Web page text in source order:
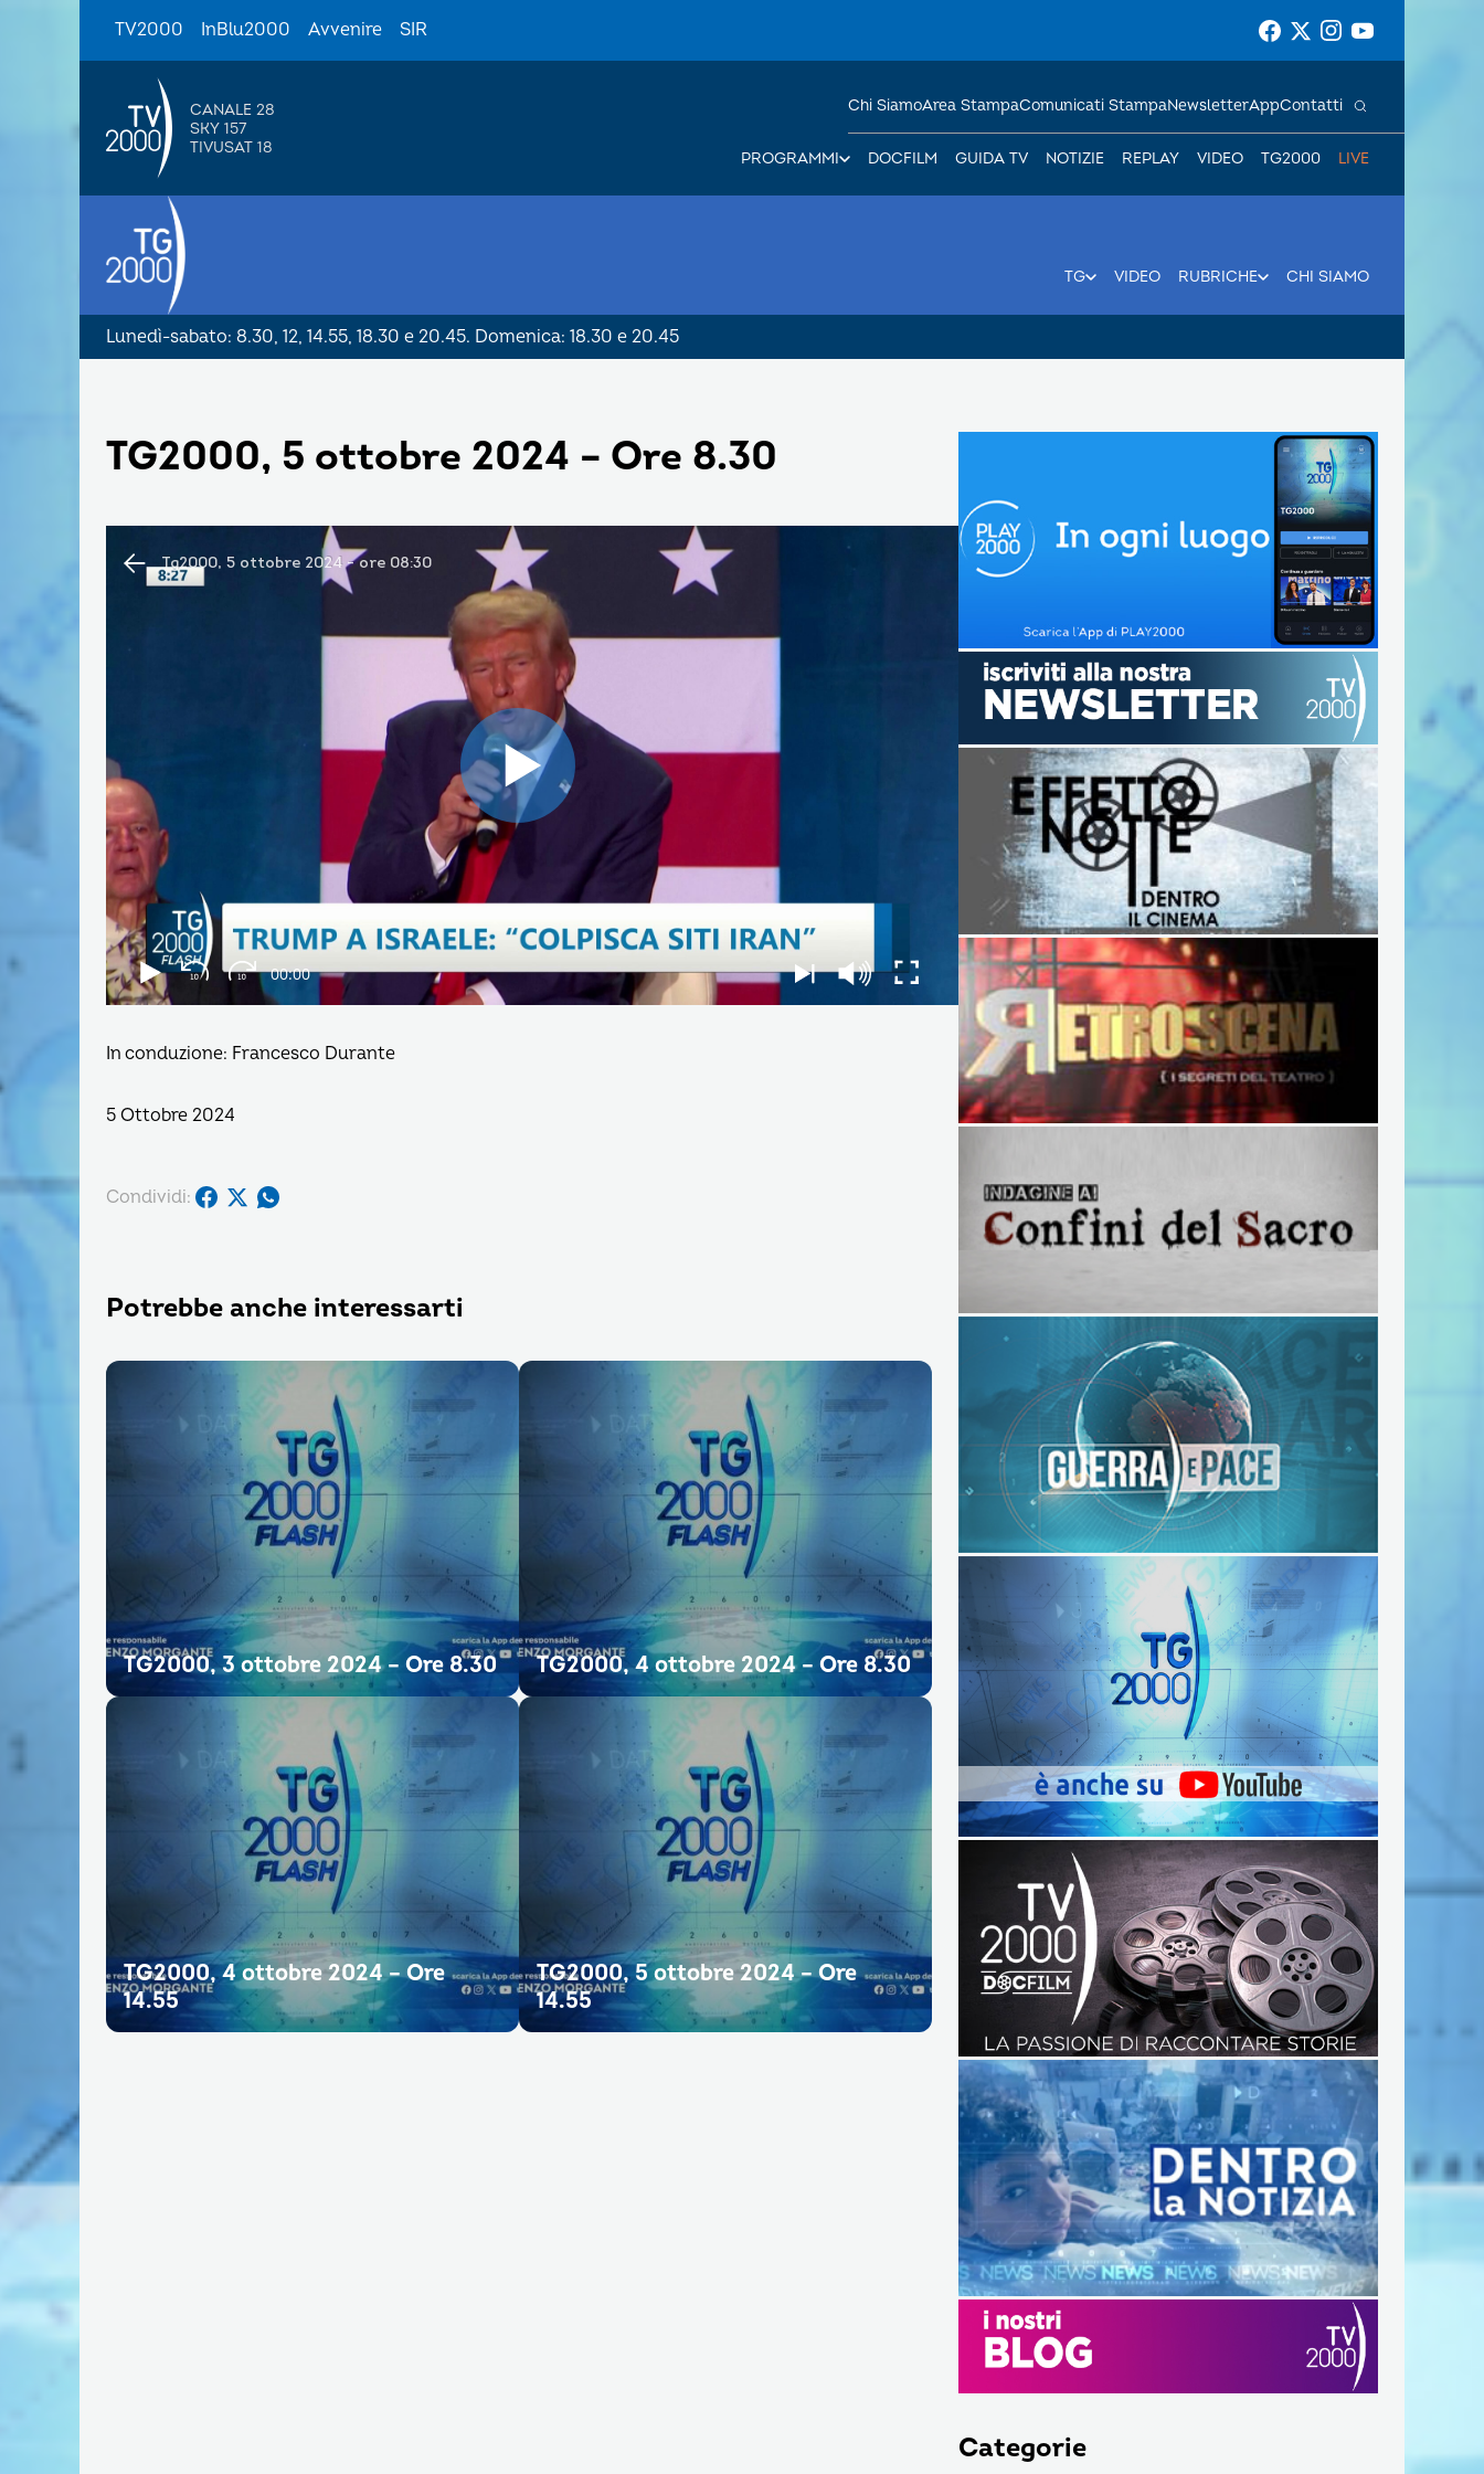
TV2000 InBlu2000 Avvenire SIR
CANALE 28
SKY 157
TIVUSAT 18
PROGRAMMI DOCFILM GUIDA TV NOTIZIE REPLAY VIDEO TG2000 LIVE
Chi SiamoArea StampaComunicati StampaNewsletterAppContatti
TG VIDEO RUBRICHE CHI SIAMO
Lunedì-sabato: 8.30, 12, 14.55, 18.30 e 20.45. Domenica: 18.30 e 20.45
TG2000, 5 ottobre 2024 – Ore 8.30
In conduzione: Francesco Durante
5 Ottobre 2024
Condividi:
Potrebbe anche interessarti
TG2000, 3 ottobre 2024 – Ore 8.30 TG2000, 4 ottobre 2024 – Ore 8.30
TG2000, 4 ottobre 2024 – Ore
14.55
TG2000, 5 ottobre 2024 – Ore
14.55
Categorie